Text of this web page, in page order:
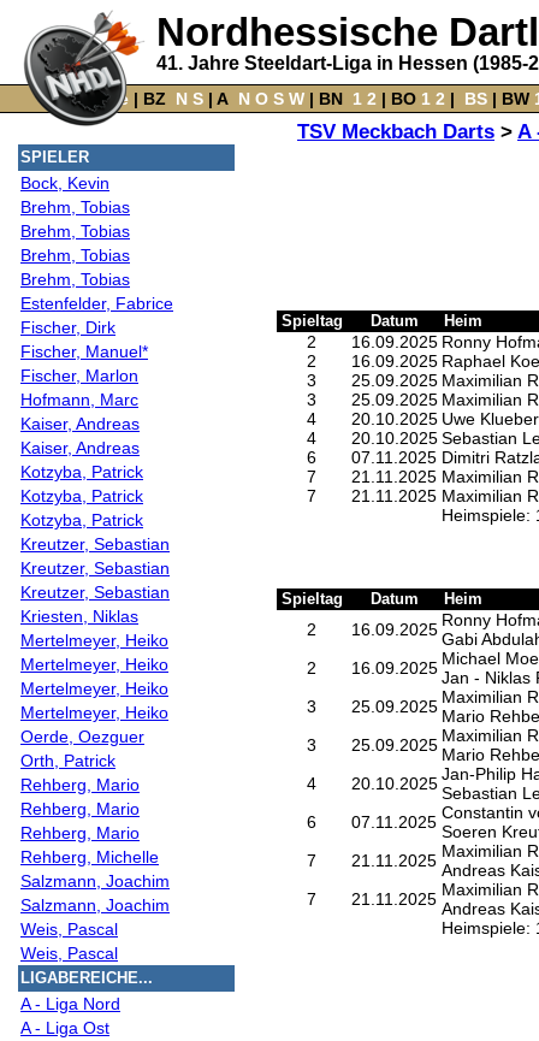
Nordhessische
41. Jahre Steeldart-Liga in Hessen (1985-
Home‌ | BZ N S‌ | A‌ N O S W‌ | BN‌ 1 2 | BO‌ 1 2 | BS| BW‌
TSV Meckbach Darts > A
SPIELER
Bock, Kevin
Brehm, Tobias
Brehm, Tobias
Brehm, Tobias
Brehm, Tobias
Estenfelder, Fabrice
Fischer, Dirk
Fischer, Manuel*
Fischer, Marlon
Hofmann, Marc
Kaiser, Andreas
Kaiser, Andreas
Kotzyba, Patrick
Kotzyba, Patrick
Kotzyba, Patrick
Kreutzer, Sebastian
Kreutzer, Sebastian
Kreutzer, Sebastian
Kriesten, Niklas
Mertelmeyer, Heiko
Mertelmeyer, Heiko
Mertelmeyer, Heiko
Mertelmeyer, Heiko
Oerde, Oezguer
Orth, Patrick
Rehberg, Mario
Rehberg, Mario
Rehberg, Mario
Rehberg, Michelle
Salzmann, Joachim
Salzmann, Joachim
Weis, Pascal
Weis, Pascal
LIGABEREICHE...
A - Liga Nord
A - Liga Ost
Spieltag Datum Heim
2 16.09.2025 Ronny
2
16.09.2025 Raphael
3
25.09.2025 Maximilian
3
25.09.2025 Maximilian
4
20.10.2025 Uwe
4
20.10.2025 Sebastian
6
07.11.2025 Dimitri
7
21.11.2025 Maximilian
7
21.11.2025 Maximilian
Heimspiele:
Spieltag Datum Heim
2 16.09.2025 Ronny
Gabi
2
16.09.2025 Michael
Jan - Niklas
3
25.09.2025 Maximilian
Mario
3
25.09.2025 Maximilian
Mario
4
20.10.2025 Jan-Philip
Sebastian
6
07.11.2025 Constantin
Soeren
7
21.11.2025 Maximilian
Andreas
7
21.11.2025 Maximilian
Andreas
Heimspiele: